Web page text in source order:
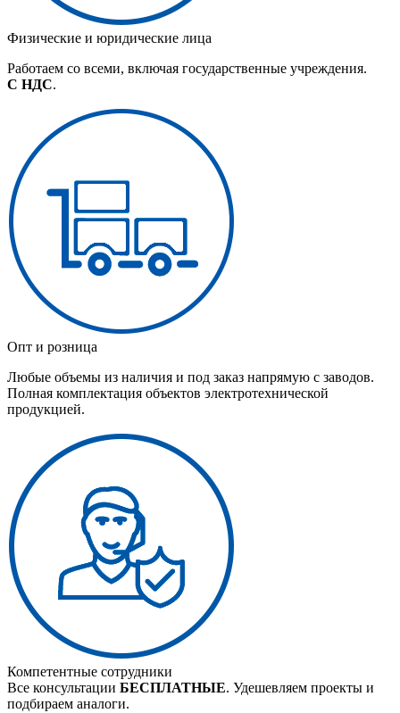
Физические и юридические лица
Работаем со всеми, включая государственные учреждения.
С НДС.
Опт и розница
Любые объемы из наличия и под заказ напрямую с заводов.
Полная комплектация объектов электротехнической
продукцией.
Компетентные сотрудники
Все консультации БЕСПЛАТНЫЕ. Удешевляем проекты и
подбираем аналоги.